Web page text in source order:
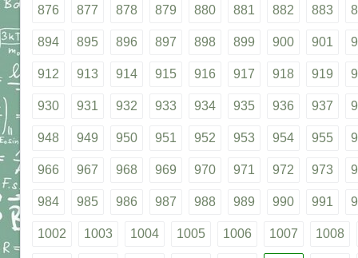
876 877 878 879 880 881 882 883
894 895 896 897 898 899 900 901
912 913 914 915 916 917 918 919
930 931 932 933 934 935 936 937
948 949 950 951 952 953 954 955
966 967 968 969 970 971 972 973
984 985 986 987 988 989 990 991
1002 1003 1004 1005 1006 1007 1008